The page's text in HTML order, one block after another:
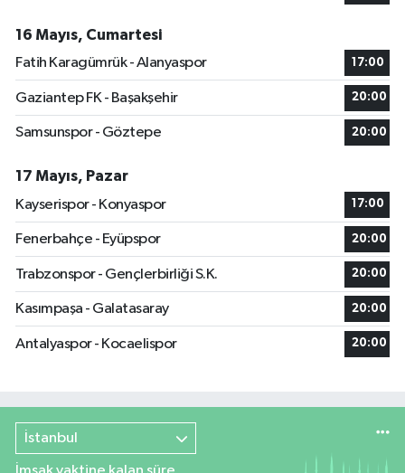
16 Mayıs, Cumartesi
Fatih Karagümrük - Alanyaspor
17:00
Gaziantep FK - Başakşehir 20:00
Samsunspor - Göztepe 20:00
17 Mayıs, Pazar
Kayserispor - Konyaspor
17:00
Fenerbahçe - Eyüpspor 20:00
Trabzonspor - Gençlerbirliği S.K. 20:00
Kasımpaşa - Galatasaray 20:00
Antalyaspor - Kocaelispor 20:00
İstanbul